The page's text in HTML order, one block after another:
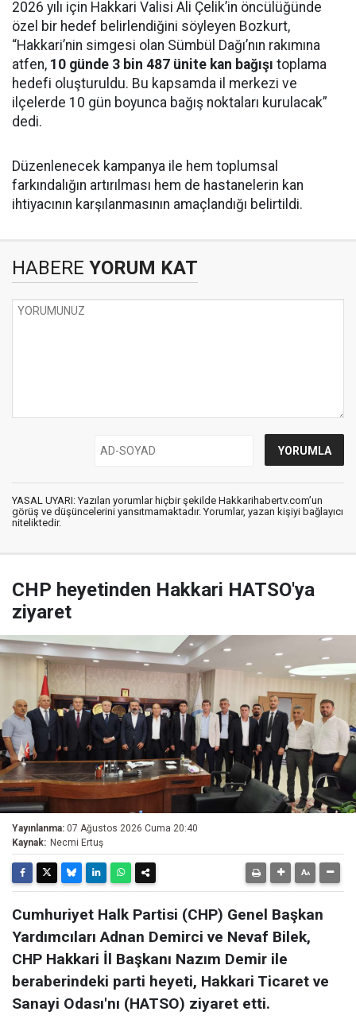
2026 yılı için Hakkari Valisi Ali Çelik’in öncülüğünde
özel bir hedef belirlendiğini söyleyen Bozkurt,
“Hakkari’nin simgesi olan Sümbül Dağı’nın rakımına
atfen, 10 günde 3 bin 487 ünite kan bağışı toplama
hedefi oluşturuldu. Bu kapsamda il merkezi ve
ilçelerde 10 gün boyunca bağış noktaları kurulacak”
dedi.
Düzenlenecek kampanya ile hem toplumsal
farkındalığın artırılması hem de hastanelerin kan
ihtiyacının karşılanmasının amaçlandığı belirtildi.
HABERE YORUM KAT
YASAL UYARI: Yazılan yorumlar hiçbir şekilde Hakkarihabertv.com’un
görüş ve düşüncelerini yansıtmamaktadır. Yorumlar, yazan kişiyi bağlayıcı
niteliktedir.
CHP heyetinden Hakkari HATSO'ya
ziyaret
Yayınlanma: 07 Ağustos 2026 Cuma 20:40
Kaynak: Necmi Ertuş
Cumhuriyet Halk Partisi (CHP) Genel Başkan
Yardımcıları Adnan Demirci ve Nevaf Bilek,
CHP Hakkari İl Başkanı Nazım Demir ile
beraberindeki parti heyeti, Hakkari Ticaret ve
Sanayi Odası'nı (HATSO) ziyaret etti.